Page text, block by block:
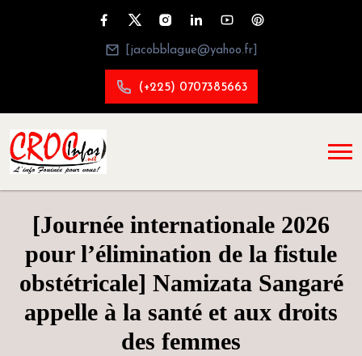
[jacobblague@yahoo.fr]
(+225) 0707385663
[Journée internationale 2026
pour l’élimination de la fistule
obstétricale] Namizata Sangaré
appelle à la santé et aux droits
des femmes